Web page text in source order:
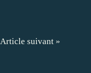
Article suivant »